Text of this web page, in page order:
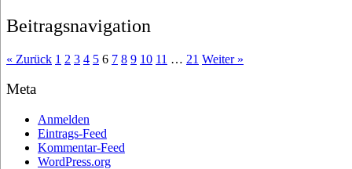
Beitragsnavigation
« Zurück 1 2 3 4 5 6 7 8 9 10 11 … 21 Weiter »
Meta
Anmelden
Eintrags-Feed
Kommentar-Feed
WordPress.org